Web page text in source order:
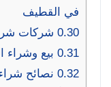
في القطيف
0.30 شركات
0.31 بيع
0.32 نصائح